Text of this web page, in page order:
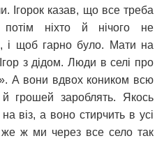
Ігорок казав, що все треба
ніхто й нічого не
і щоб гарно було. Мати на
з дідом. Люди в селі про
А вони вдвох коником всю
грошей зароблять. Якось
віз, а воно стирчить в усі
же ж ми через все село так